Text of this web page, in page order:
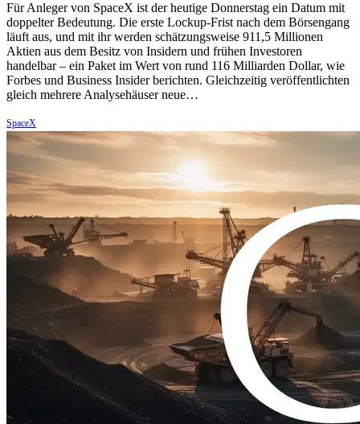
Für Anleger von SpaceX ist der heutige Donnerstag ein Datum mit
doppelter Bedeutung. Die erste Lockup-Frist nach dem Börsengang
läuft aus, und mit ihr werden schätzungsweise 911,5 Millionen
Aktien aus dem Besitz von Insidern und frühen Investoren
handelbar – ein Paket im Wert von rund 116 Milliarden Dollar, wie
Forbes und Business Insider berichten. Gleichzeitig veröffentlichten
gleich mehrere Analysehäuser neue…
SpaceX